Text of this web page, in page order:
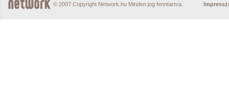
© 2007 Copyright Network.hu Minden jog fenntartva.